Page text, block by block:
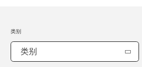
类别
类别